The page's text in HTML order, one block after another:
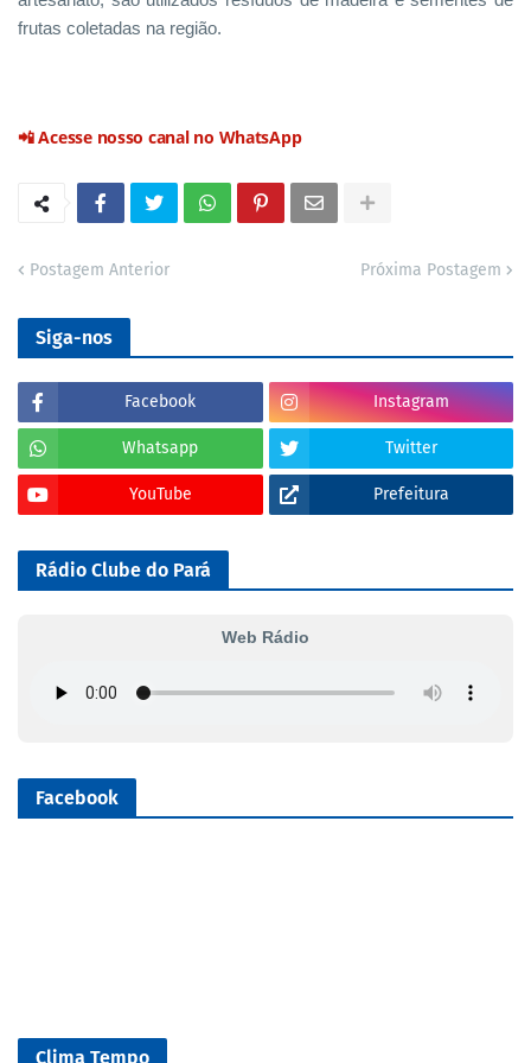
frutas coletadas na região.
📲 Acesse nosso canal no WhatsApp
Postagem Anterior Próxima Postagem
Siga-nos
Facebook Instagram
Whatsapp Twitter
YouTube Prefeitura
Rádio Clube do Pará
Web Rádio
Facebook
Clima Tempo